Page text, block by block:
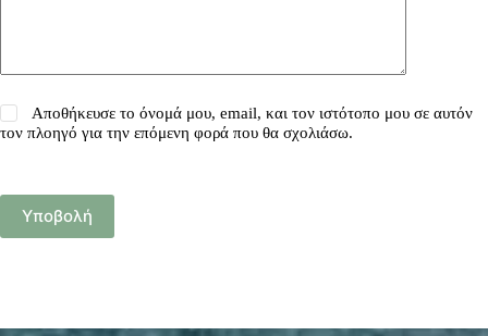
Αποθήκευσε το όνομά μου, email, και τον ιστότοπο μου σε αυτόν
τον πλοηγό για την επόμενη φορά που θα σχολιάσω.
Υποβολή